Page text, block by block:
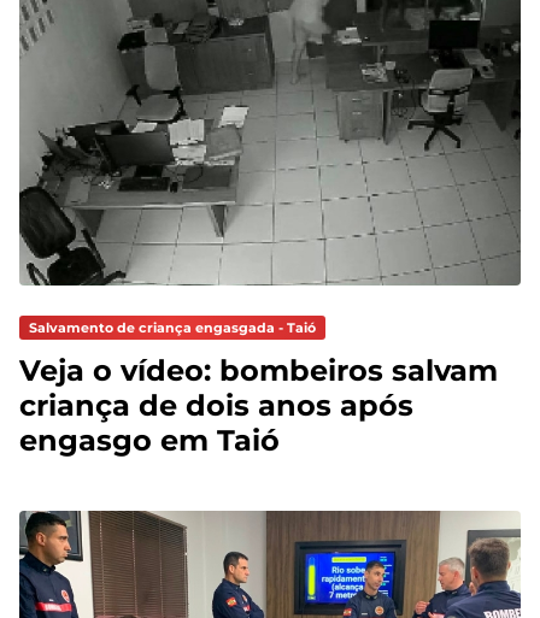
Salvamento de criança engasgada - Taió
Veja o vídeo: bombeiros salvam
criança de dois anos após
engasgo em Taió